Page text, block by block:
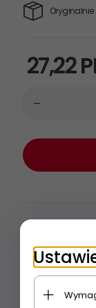
27,22